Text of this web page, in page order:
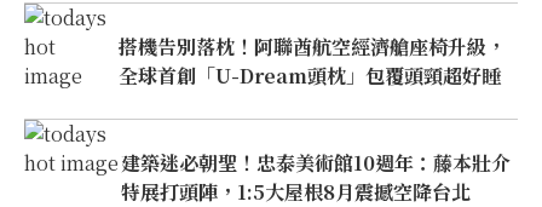
搭機告別落枕！阿聯酋航空經濟艙座椅升級，
全球首創「U-Dream頭枕」包覆頭頸超好睡
建築迷必朝聖！忠泰美術館10週年：藤本壯介
特展打頭陣，1:5大屋根8月震撼空降台北